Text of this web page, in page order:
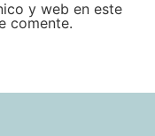
y web en este
comente.